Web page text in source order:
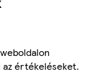
az értékeléseket.